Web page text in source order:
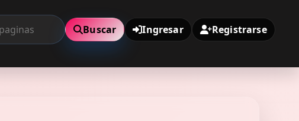
Buscar Ingresar Registrarse